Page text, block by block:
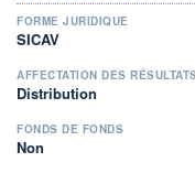
FORME JURIDIQUE
SICAV
AFFECTATION DES
Distribution
FONDS DE FONDS
Non